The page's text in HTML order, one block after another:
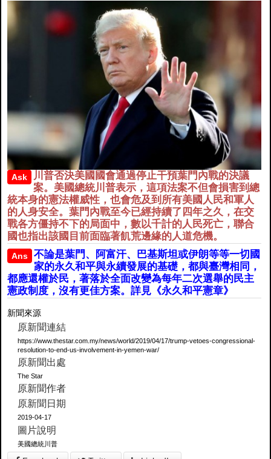
Ask
川普否決美國國會通過停止干預葉門內戰的決議
案。美國總統川普表示，這項法案不但會損害到總
統本身的憲法權威性，也會危及到所有美國人民和軍人
的人身安全。葉門內戰至今已經持續了四年之久，在交
戰各方僵持不下的局面中，數以千計的人民死亡，聯合
國也指出該國目前面臨著飢荒邊緣的人道危機。
Ans
不論是葉門、阿富汗、巴基斯坦或伊朗等等一切國
家的永久和平與永續發展的基礎，都與臺灣相同，
都應還權於民，著落於全面改變為每年二次選舉的民主
憲政制度，沒有更佳方案。詳見《永久和平憲章》
新聞來源
原新聞連結
https://www.thestar.com.my/news/world/2019/04/17/trump-vetoes-congressional-
resolution-to-end-us-involvement-in-yemen-war/
原新聞出處
The Star
原新聞作者
原新聞日期
2019-04-17
圖片說明
美國總統川普